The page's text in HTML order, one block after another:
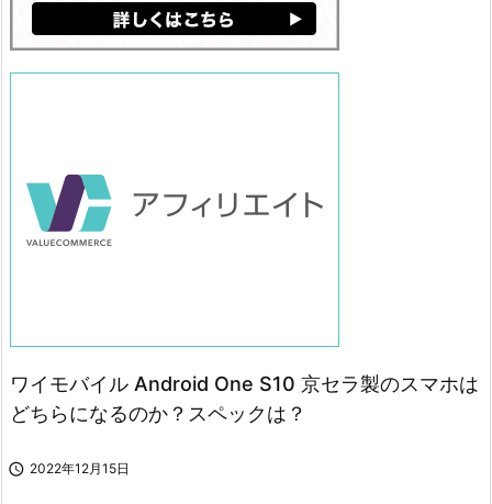
ワイモバイル Android One S10 京セラ製のスマホは
どちらになるのか？スペックは？
 2022年12月15日